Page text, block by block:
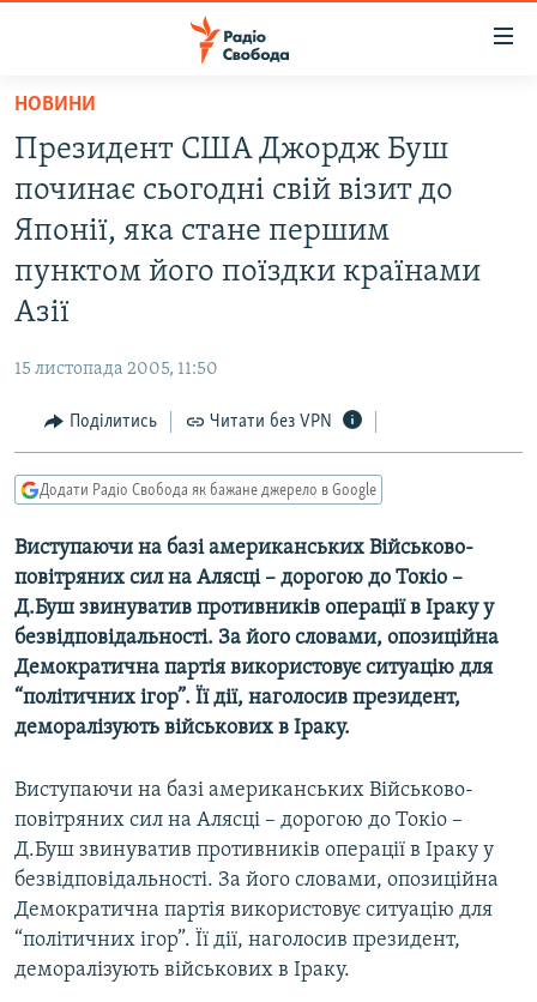
Перейти
основного
матеріалу
Перейти
до
основної
навігації
до
ВСЕ ЗА ДОБУ
СТАТТІ
ЕКОНОМІКА
СПОРТ
УКРАЇНА
РОСІЙСЬКА «ФІЛЬТРАЦІЯ»
ТИ ЯК?
СХЕМИ
МУЛЬТИМЕДІА
ФОТО
СПЕЦПРОЄКТИ
ПОДКАСТИ
РУС
УКР
КТАТ
ДОЛУЧАЙСЯ!
НОВИНИ
Президент США Джордж Буш
починає сьогодні свій візит до
Японії, яка стане першим
пунктом його поїздки країнами
Азії
15 листопада 2005, 11:50
Поділитись Читати без VPN
Додати Радіо Свобода як бажане джерело в Google
Виступаючи на базі американських Військово-
повітряних сил на Алясці – дорогою до Токіо –
Д.Буш звинуватив противників операції в Іраку у
безвідповідальності. За його словами, опозиційна
Демократична партія використовує ситуацію для
“політичних ігор”. Її дії, наголосив президент,
деморалізують військових в Іраку.
Виступаючи на базі американських Військово-
повітряних сил на Алясці – дорогою до Токіо –
Д.Буш звинуватив противників операції в Іраку у
безвідповідальності. За його словами, опозиційна
Демократична партія використовує ситуацію для
“політичних ігор”. Її дії, наголосив президент,
деморалізують військових в Іраку.